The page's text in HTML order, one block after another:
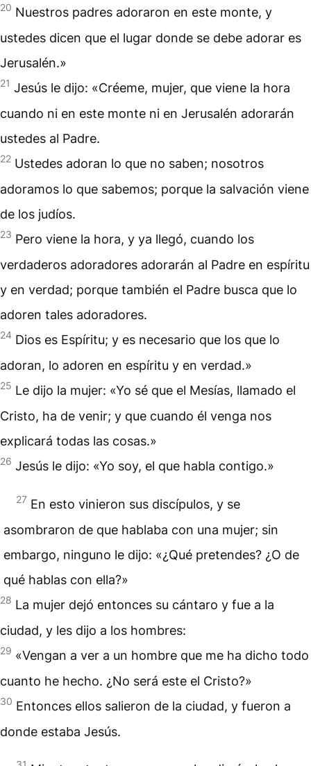
20 Nuestros padres adoraron en este monte, y
ustedes dicen que el lugar donde se debe adorar es
Jerusalén.»
21 Jesús le dijo: «Créeme, mujer, que viene la hora
cuando ni en este monte ni en Jerusalén adorarán
ustedes al Padre.
22 Ustedes adoran lo que no saben; nosotros
adoramos lo que sabemos; porque la salvación viene
de los judíos.
23 Pero viene la hora, y ya llegó, cuando los
verdaderos adoradores adorarán al Padre en espíritu
y en verdad; porque también el Padre busca que lo
adoren tales adoradores.
24 Dios es Espíritu; y es necesario que los que lo
adoran, lo adoren en espíritu y en verdad.»
25 Le dijo la mujer: «Yo sé que el Mesías, llamado el
Cristo, ha de venir; y que cuando él venga nos
explicará todas las cosas.»
26 Jesús le dijo: «Yo soy, el que habla contigo.»
27 En esto vinieron sus discípulos, y se
asombraron de que hablaba con una mujer; sin
embargo, ninguno le dijo: «¿Qué pretendes? ¿O de
qué hablas con ella?»
28 La mujer dejó entonces su cántaro y fue a la
ciudad, y les dijo a los hombres:
29 «Vengan a ver a un hombre que me ha dicho todo
cuanto he hecho. ¿No será este el Cristo?»
30 Entonces ellos salieron de la ciudad, y fueron a
donde estaba Jesús.